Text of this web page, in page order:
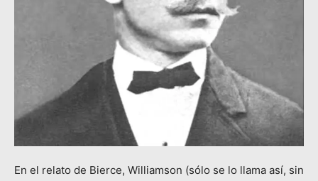
En el relato de Bierce, Williamson (sólo se lo llama así, sin